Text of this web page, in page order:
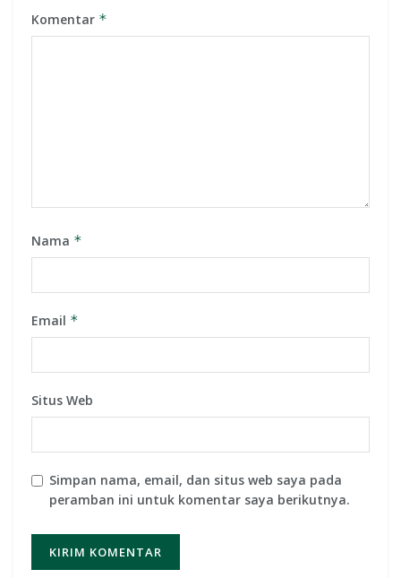
Komentar *
Nama *
Email *
Situs Web
Simpan nama, email, dan situs web saya pada
peramban ini untuk komentar saya berikutnya.